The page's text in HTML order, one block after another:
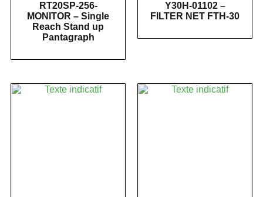
RT20SP-256-
MONITOR – Single
Reach Stand up
Pantagraph
Y30H-01102 –
FILTER NET FTH-30